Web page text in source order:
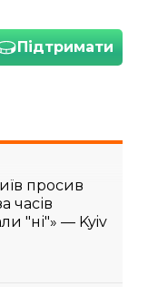
Підтримати
просив
часів
"ні"» — Kyiv